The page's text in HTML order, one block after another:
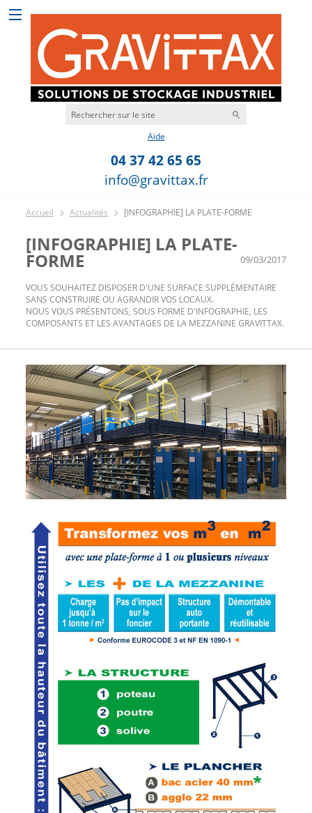
Aide
04 37 42 65 65
info@gravittax.fr
Accueil Actualités [INFOGRAPHIE] LA PLATE-FORME
[INFOGRAPHIE] LA PLATE-
FORME 09/03/2017
VOUS SOUHAITEZ DISPOSER D'UNE SURFACE SUPPLÉMENTAIRE
SANS CONSTRUIRE OU AGRANDIR VOS LOCAUX.
NOUS VOUS PRÉSENTONS, SOUS FORME D'INFOGRAPHIE, LES
COMPOSANTS ET LES AVANTAGES DE LA MEZZANINE GRAVITTAX.